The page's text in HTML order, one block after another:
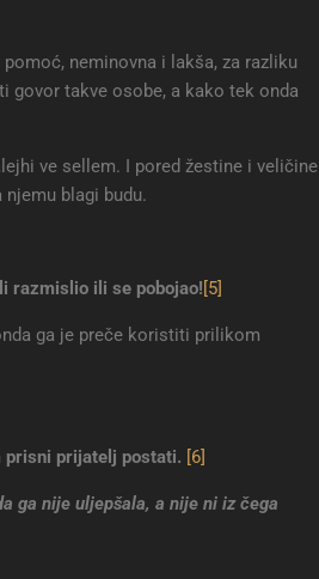
neminovna i lakša, za razliku
govor takve osobe, a kako tek onda
ve sellem. I pored žestine i veličine
njemu blagi budu.
razmislio ili se pobojao! [5]
ga je preče koristiti prilikom
prisni prijatelj postati. [6]
ga nije uljepšala, a nije ni iz čega